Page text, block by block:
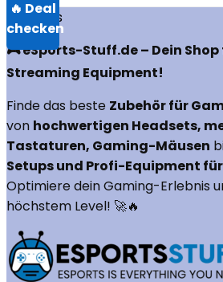
Über uns
🎮 eSports-Stuff.de – Dein
Streaming Equipment!
Finde das beste Zubehör für
von hochwertigen Headsets,
Tastaturen, Gaming-Mäusen
Setups und Profi-Equipment
Optimiere dein Gaming-Erlebnis
höchstem Level! 🚀🔥